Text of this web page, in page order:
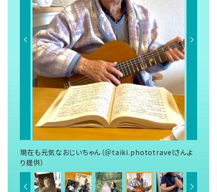
現在も元気なおじいちゃん（＠taiki.phototravelさんよ
り提供）